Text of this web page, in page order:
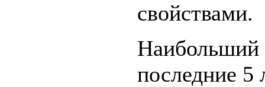
свойствами.
Наибольший
последние 5